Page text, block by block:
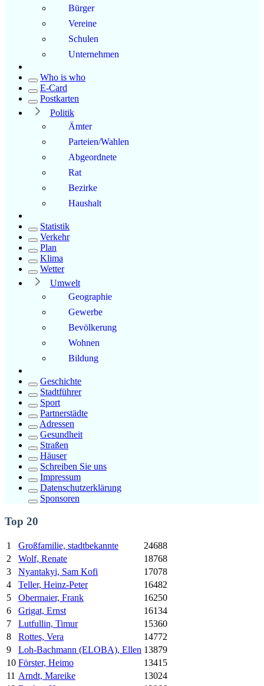
Bürger
Vereine
Schulen
Unternehmen
Who is who
E-Card
Postkarten
Politik
Ämter
Parteien/Wahlen
Abgeordnete
Rat
Bezirke
Haushalt
Statistik
Verkehr
Plan
Klima
Wetter
Umwelt
Geographie
Gewerbe
Bevölkerung
Wohnen
Bildung
Geschichte
Stadtführer
Sport
Partnerstädte
Adressen
Gesundheit
Straßen
Häuser
Schreiben Sie uns
Impressum
Datenschutzerklärung
Sponsoren
Top 20
1 Großfamilie, stadtbekannte
24688
2
Wolf, Renate
18768
3
Nyantakyi, Sam Kofi
17078
4
Teller, Heinz-Peter
16482
5
Obermaier, Frank
16250
6
Grigat, Ernst
16134
7
Lutfullin, Timur
15360
8
Rottes, Vera
14772
9
Loh-Bachmann (ELOBA), Ellen 13879
10 Förster, Heimo
13415
11 Arndt, Mareike
13024